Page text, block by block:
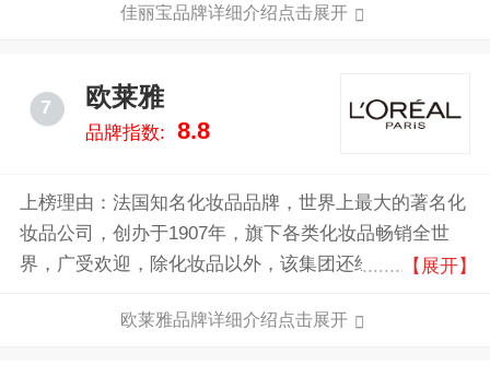
佳丽宝品牌详细介绍点击展开
7 欧莱雅
品牌指数: 8.8
上榜理由：法国知名化妆品品牌，世界上最大的著名化
妆品公司，创办于1907年，旗下各类化妆品畅销全世
界，广受欢迎，除化妆品以外，该集团还经营高档的消
【展开】
欧莱雅品牌详细介绍点击展开